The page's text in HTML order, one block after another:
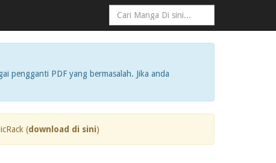
pengganti PDF yang bermasalah. Jika anda
(download di sini)